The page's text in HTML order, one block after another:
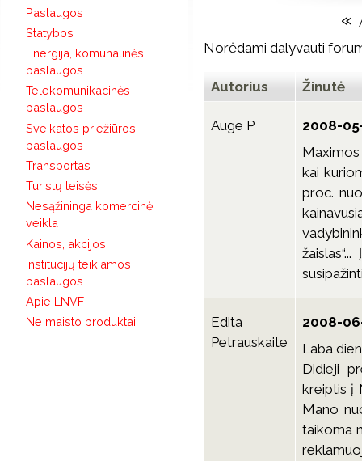
Paslaugos
Statybos
Energija, komunalinės
paslaugos
Telekomunikacinės
paslaugos
Sveikatos priežiūros
paslaugos
Transportas
Turistų teisės
Nesąžininga komercinė
veikla
Kainos, akcijos
Institucijų teikiamos
paslaugos
Apie LNVF
Ne maisto produktai
«
Norėdami dalyvauti
Autorius Žinutė
Auge P
2008-
kai
proc.
Edita
Petrauskaite
2008-
Laba
Didieji
kreiptis į
Mano
taikoma